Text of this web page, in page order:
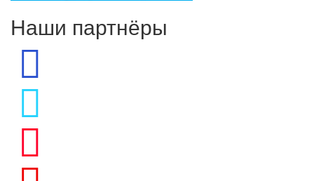
Наши партнёры